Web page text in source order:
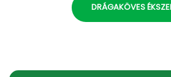
DRÁGAKÖVES